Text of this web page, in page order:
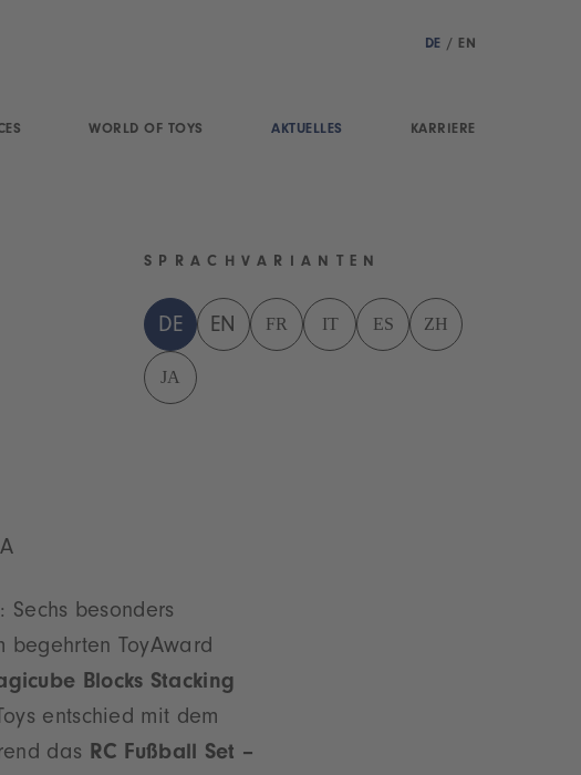
DE / EN
WORLD OF TOYS AKTUELLES KARRIERE
SPRACHVARIANTEN
DE EN FR IT ES ZH
JA
besonders
begehrten ToyAward
Blocks Stacking
entschied mit dem
das RC Fußball Set –